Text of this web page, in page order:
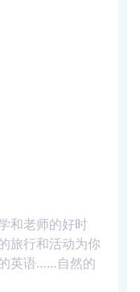
和老师的好时
旅行和活动为你
英语……自然的